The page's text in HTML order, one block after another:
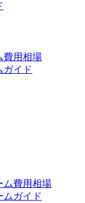
費用相場
ガイド
ム費用相場
ムガイド